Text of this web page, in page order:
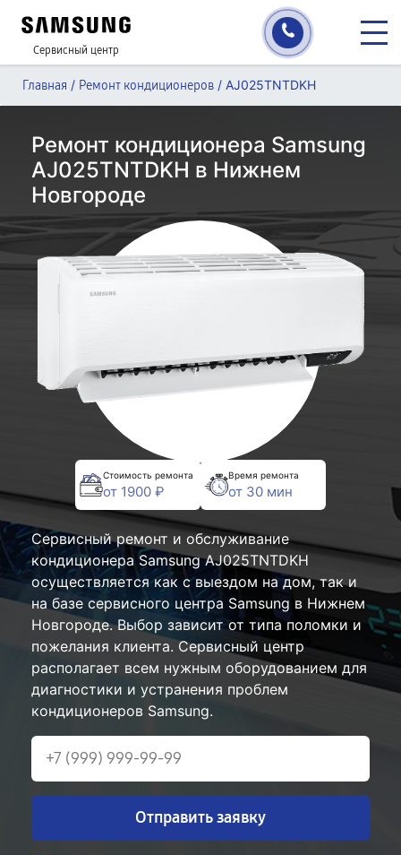
Сервисный центр
Главная / Ремонт кондиционеров / AJ025TNTDKH
Ремонт кондиционера Samsung
AJ025TNTDKH в Нижнем
Новгороде
Стоимость ремонта
от 1900 ₽
Время ремонта
от 30 мин
Сервисный ремонт и обслуживание
кондиционера Samsung AJ025TNTDKH
осуществляется как с выездом на дом, так и
на базе сервисного центра Samsung в Нижнем
Новгороде. Выбор зависит от типа поломки и
пожелания клиента. Сервисный центр
располагает всем нужным оборудованием для
диагностики и устранения проблем
кондиционеров Samsung.
Отправить заявку